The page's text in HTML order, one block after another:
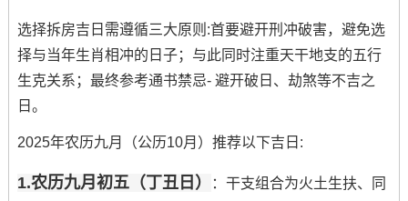
选择拆房吉日需遵循三大原则:首要避开刑冲破害，避免选
择与当年生肖相冲的日子；与此同时注重天干地支的五行
生克关系；最终参考通书禁忌- 避开破日、劫煞等不吉之
日。
2025年农历九月（公历10月）推荐以下吉日:
1.农历九月初五（丁丑日）
：干支组合为火土生扶、同